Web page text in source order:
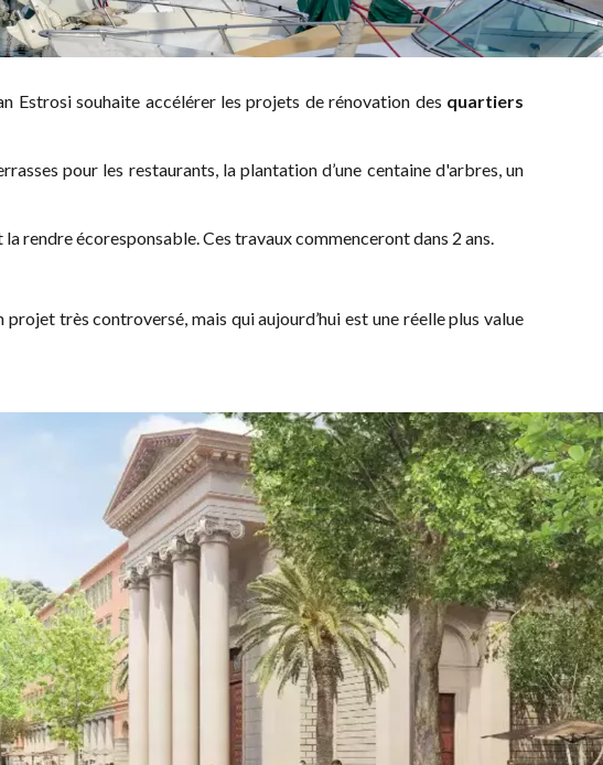
Estrosi souhaite accélérer les projets de rénovation des quartiers
pour les restaurants, la plantation d’une centaine d'arbres, un
rendre écoresponsable. Ces travaux commenceront dans 2 ans.
très controversé, mais qui aujourd’hui est une réelle plus value